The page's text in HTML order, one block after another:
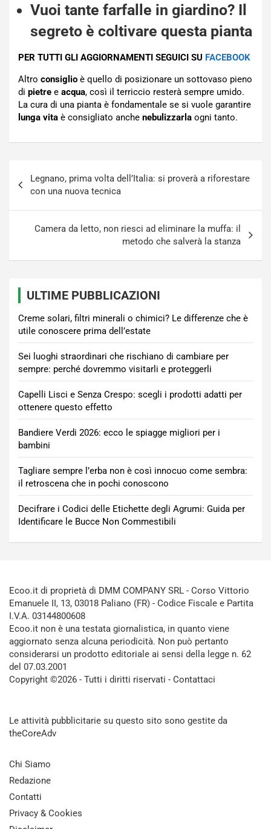
Vuoi tante farfalle in giardino? Il
segreto è coltivare questa pianta
PER TUTTI GLI AGGIORNAMENTI SEGUICI SU FACEBOOK
Altro consiglio è quello di posizionare un sottovaso pieno
di pietre e acqua, così il terriccio resterà sempre umido.
La cura di una pianta è fondamentale se si vuole garantire
lunga vita è consigliato anche nebulizzarla ogni tanto.
articoli
Legnano, prima volta dell’Italia: si proverà a riforestare
con una nuova tecnica
Camera da letto, non riesci ad eliminare la muffa: il
metodo che salverà la stanza
ULTIME PUBBLICAZIONI
Creme solari, filtri minerali o chimici? Le differenze che è
utile conoscere prima dell’estate
Sei luoghi straordinari che rischiano di cambiare per
sempre: perché dovremmo visitarli e proteggerli
Capelli Lisci e Senza Crespo: scegli i prodotti adatti per
ottenere questo effetto
Bandiere Verdi 2026: ecco le spiagge migliori per i
bambini
Tagliare sempre l’erba non è così innocuo come sembra:
il retroscena che in pochi conoscono
Decifrare i Codici delle Etichette degli Agrumi: Guida per
Identificare le Bucce Non Commestibili
Ecoo.it di proprietà di DMM COMPANY SRL - Corso Vittorio
Emanuele II, 13, 03018 Paliano (FR) - Codice Fiscale e Partita
I.V.A. 03144800608
Ecoo.it non è una testata giornalistica, in quanto viene
aggiornato senza alcuna periodicità. Non può pertanto
considerarsi un prodotto editoriale ai sensi della legge n. 62
del 07.03.2001
Copyright ©2026 - Tutti i diritti riservati - Contattaci
Le attività pubblicitarie su questo sito sono gestite da
theCoreAdv
Chi Siamo
Redazione
Contatti
Privacy & Cookies